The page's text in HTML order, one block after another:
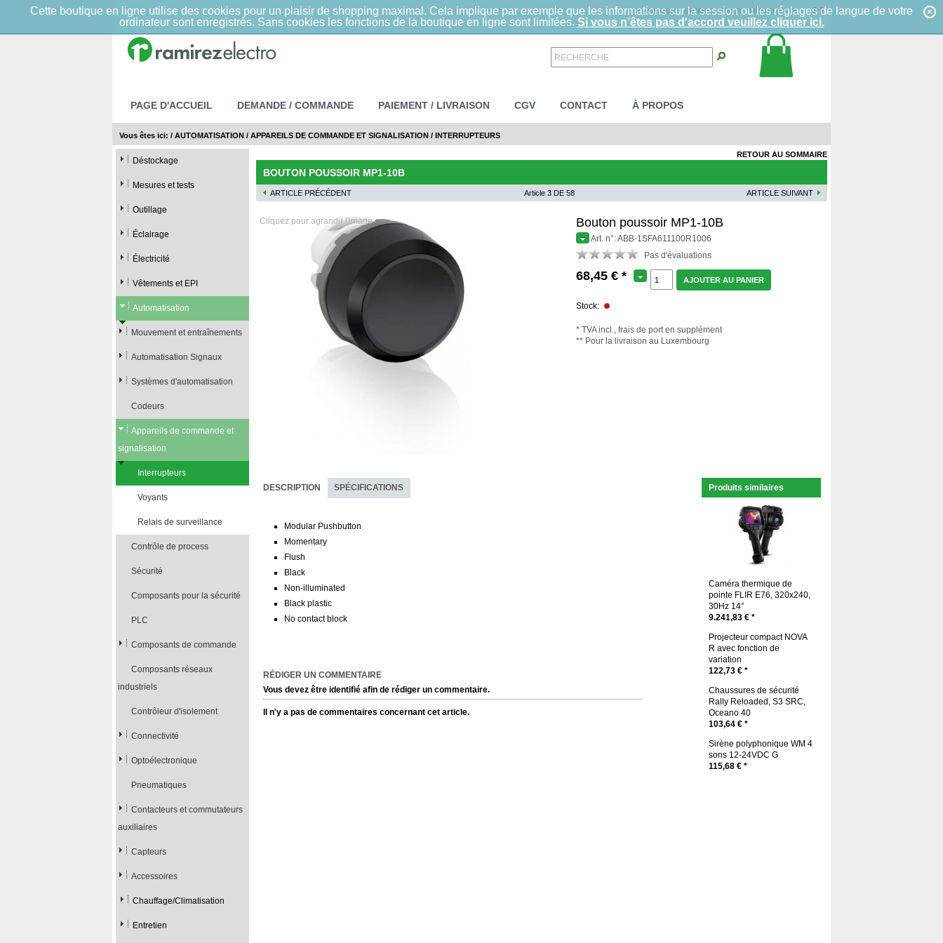
Cette boutique en ligne utilise des cookies pour un plaisir de shopping maximal. Cela implique par exemple que les informations sur la session ou les réglages de langue de votre
ordinateur sont enregistrés. Sans cookies les fonctions de la boutique en ligne sont limitées. Si vous n'êtes pas d'accord veuillez cliquer ici.
MON COMPTE
CONNEXION S'ENREGISTRER
RECHERCHE
PAGE D'ACCUEIL DEMANDE / COMMANDE PAIEMENT / LIVRAISON CGV CONTACT À PROPOS
Vous êtes ici: / AUTOMATISATION / APPAREILS DE COMMANDE ET SIGNALISATION / INTERRUPTEURS
Déstockage
Mesures et tests
Outillage
Éclairage
Électricité
Vêtements et EPI
Automatisation
Mouvement et entraînements
Automatisation Signaux
Systèmes d'automatisation
Codeurs
Appareils de commande et
signalisation
Interrupteurs
Voyants
Relais de surveillance
Contrôle de process
Sécurité
Composants pour la sécurité
PLC
Composants de commande
Composants réseaux
industriels
Contrôleur d'isolement
Connectivité
Optoélectronique
Pneumatiques
Contacteurs et commutateurs
auxiliaires
Capteurs
Accessoires
Chauffage/Climatisation
Entretien
RETOUR AU SOMMAIRE
BOUTON POUSSOIR MP1-10B
ARTICLE PRÉCÉDENT Article 3 DE 58 ARTICLE SUIVANT
Cliquez pour agrandir l'image Bouton poussoir MP1-10B
Art. n°: ABB-1SFA611100R1006
Pas d'évaluations
68,45 € * AJOUTER AU PANIER
Stock:
* TVA incl., frais de port en supplément
** Pour la livraison au Luxembourg
DESCRIPTION SPÉCIFICATIONS
Modular Pushbutton
Momentary
Flush
Black
Non-illuminated
Black plastic
No contact block
RÉDIGER UN COMMENTAIRE
Vous devez être identifié afin de rédiger un commentaire.
Il n'y a pas de commentaires concernant cet article.
Produits similaires
Caméra thermique de
pointe FLIR E76, 320x240,
30Hz 14°
9.241,83 € *
Projecteur compact NOVA
R avec fonction de
variation
122,73 € *
Chaussures de sécurité
Rally Reloaded, S3 SRC,
Oceano 40
103,64 € *
Sirène polyphonique WM 4
sons 12-24VDC G
115,68 € *